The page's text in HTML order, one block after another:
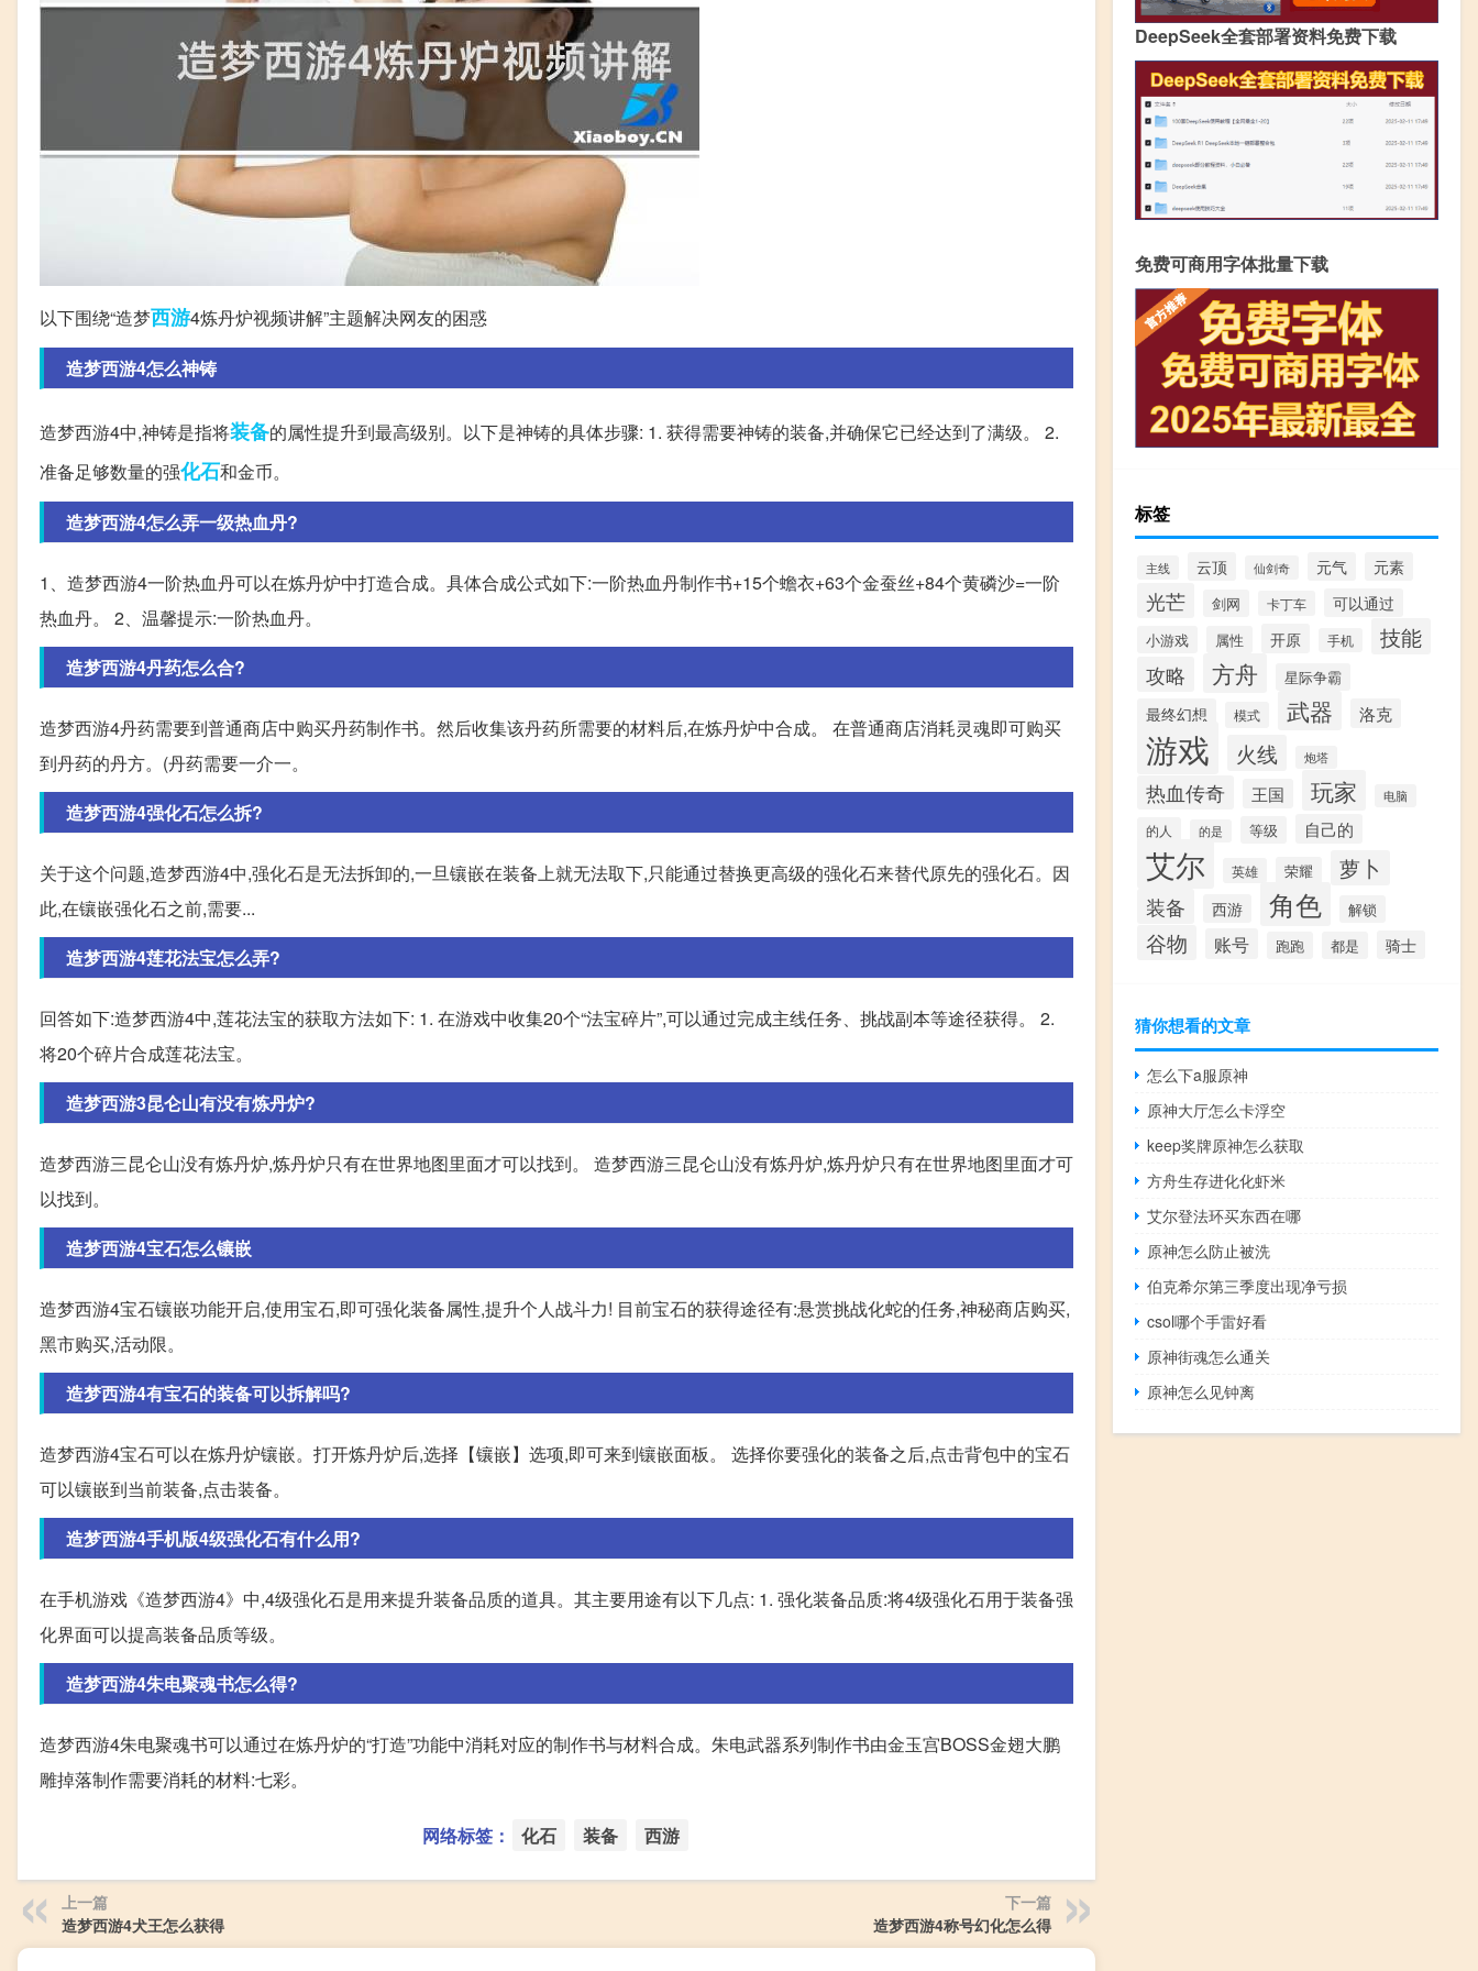
以下围绕“造梦西游4炼丹炉视频讲解”主题解决网友的困惑
造梦西游4怎么神铸
造梦西游4中,神铸是指将装备的属性提升到最高级别。以下是神铸的具体步骤: 1. 获得需要神铸的装备,并确保它已经达到了满级。 2.
准备足够数量的强化石和金币。
造梦西游4怎么弄一级热血丹?
1、造梦西游4一阶热血丹可以在炼丹炉中打造合成。具体合成公式如下:一阶热血丹制作书+15个蟾衣+63个金蚕丝+84个黄磷沙=一阶
热血丹。 2、温馨提示:一阶热血丹。
造梦西游4丹药怎么合?
造梦西游4丹药需要到普通商店中购买丹药制作书。然后收集该丹药所需要的材料后,在炼丹炉中合成。 在普通商店消耗灵魂即可购买
到丹药的丹方。(丹药需要一介一。
造梦西游4强化石怎么拆?
关于这个问题,造梦西游4中,强化石是无法拆卸的,一旦镶嵌在装备上就无法取下,只能通过替换更高级的强化石来替代原先的强化石。因
此,在镶嵌强化石之前,需要...
造梦西游4莲花法宝怎么弄?
回答如下:造梦西游4中,莲花法宝的获取方法如下: 1. 在游戏中收集20个“法宝碎片”,可以通过完成主线任务、挑战副本等途径获得。 2.
将20个碎片合成莲花法宝。
造梦西游3昆仑山有没有炼丹炉?
造梦西游三昆仑山没有炼丹炉,炼丹炉只有在世界地图里面才可以找到。 造梦西游三昆仑山没有炼丹炉,炼丹炉只有在世界地图里面才可
以找到。
造梦西游4宝石怎么镶嵌
造梦西游4宝石镶嵌功能开启,使用宝石,即可强化装备属性,提升个人战斗力! 目前宝石的获得途径有:悬赏挑战化蛇的任务,神秘商店购买,
黑市购买,活动限。
造梦西游4有宝石的装备可以拆解吗?
造梦西游4宝石可以在炼丹炉镶嵌。打开炼丹炉后,选择【镶嵌】选项,即可来到镶嵌面板。 选择你要强化的装备之后,点击背包中的宝石
可以镶嵌到当前装备,点击装备。
造梦西游4手机版4级强化石有什么用?
在手机游戏《造梦西游4》中,4级强化石是用来提升装备品质的道具。其主要用途有以下几点: 1. 强化装备品质:将4级强化石用于装备强
化界面可以提高装备品质等级。
造梦西游4朱电聚魂书怎么得?
造梦西游4朱电聚魂书可以通过在炼丹炉的“打造”功能中消耗对应的制作书与材料合成。朱电武器系列制作书由金玉宫BOSS金翅大鹏
雕掉落制作需要消耗的材料:七彩。
网络标签： 化石 装备 西游
上一篇
造梦西游4犬王怎么获得
下一篇
造梦西游4称号幻化怎么得
DeepSeek全套部署资料免费下载
免费可商用字体批量下载
标签
主线 云顶 仙剑奇 元气 元素
光芒 剑网 卡丁车 可以通过
小游戏 属性 开原 手机 技能
攻略 方舟 星际争霸
最终幻想 模式 武器 洛克
游戏 火线 炮塔
热血传奇 王国 玩家 电脑
的人 的是 等级 自己的
艾尔 英雄 荣耀
萝卜
装备
西游 角色 解锁
谷物 账号 跑跑 都是 骑士
猜你想看的文章
怎么下a服原神
原神大厅怎么卡浮空
keep奖牌原神怎么获取
方舟生存进化化虾米
艾尔登法环买东西在哪
原神怎么防止被洗
伯克希尔第三季度出现净亏损
csol哪个手雷好看
原神街魂怎么通关
原神怎么见钟离